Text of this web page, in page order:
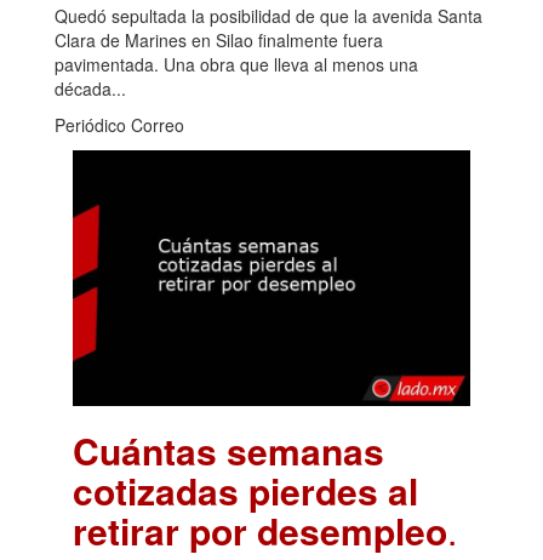
Quedó sepultada la posibilidad de que la avenida Santa
Clara de Marines en Silao finalmente fuera
pavimentada. Una obra que lleva al menos una
década...
Periódico Correo
Cuántas semanas
cotizadas pierdes al
retirar por desempleo.